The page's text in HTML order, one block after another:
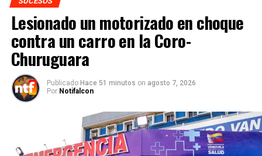
Lesionado un motorizado en choque
contra un carro en la Coro-
Churuguara
Publicado Hace 51 minutos on agosto 7, 2026
Por Notifalcon